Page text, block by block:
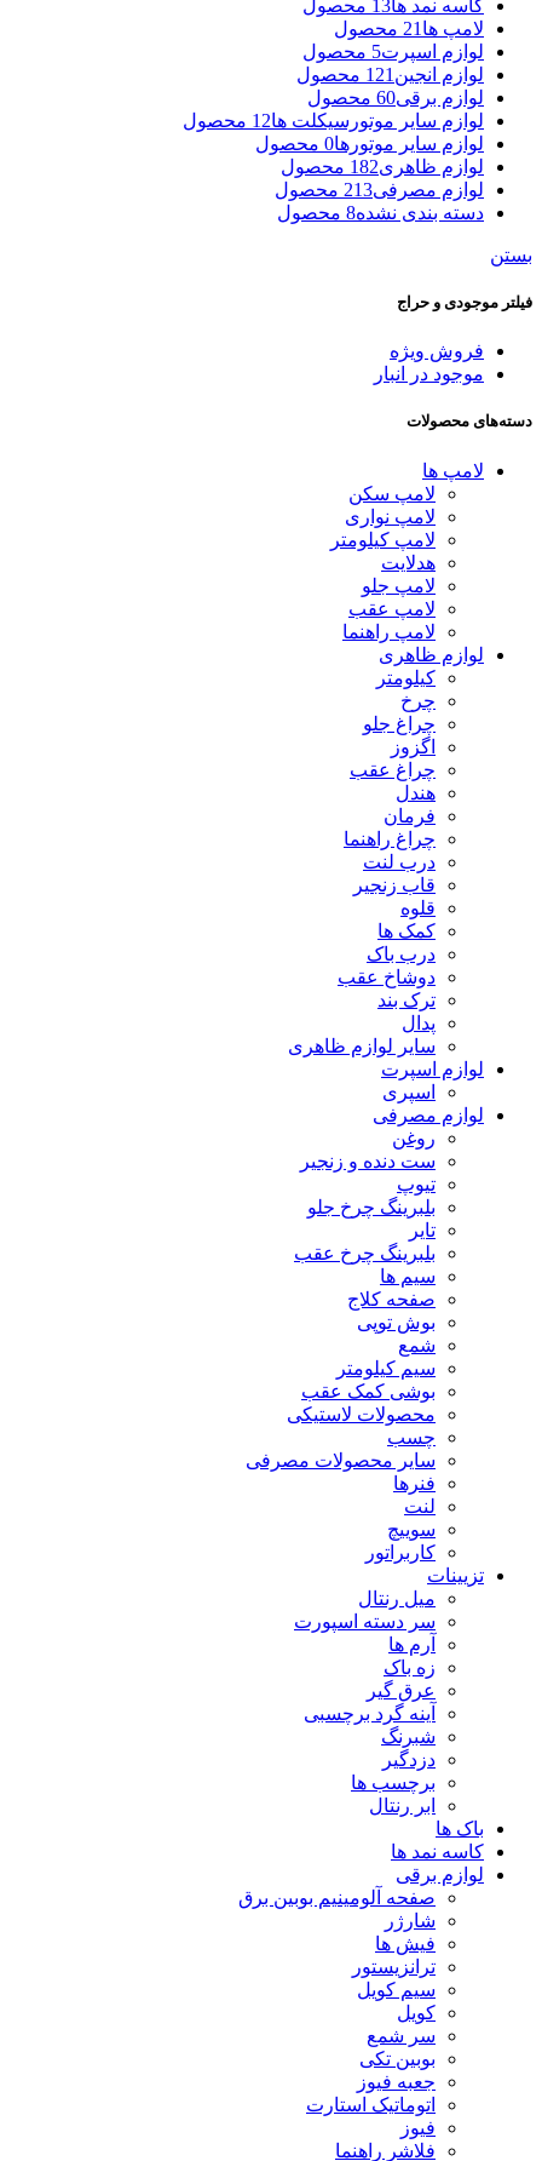
کاسه نمد ها13 محصول
لامپ ها 21 محصول
لوازم اسپرت5 محصول
لوازم انجین 121 محصول
لوازم برقی60 محصول
لوازم سایر موتورسیکلت ها12 محصول
لوازم سایر موتورها0 محصول
لوازم ظاهری182 محصول
لوازم مصرفی213 محصول
دسته بندی نشده8 محصول
بستن
فیلتر موجودی و حراج
فروش ویژه
موجود در انبار
دسته‌های محصولات
لامپ ها
لامپ سکن
لامپ نواری
لامپ کیلومتر
هدلایت
لامپ جلو
لامپ عقب
لامپ راهنما
لوازم ظاهری
کیلومتر
چرخ
چراغ جلو
اگزوز
چراغ عقب
هندل
فرمان
چراغ راهنما
درب لنت
قاب زنجیر
قلوه
کمک ها
درب باک
دوشاخ عقب
ترک بند
پدال
سایر لوازم ظاهری
لوازم اسپرت
اسپری
لوازم مصرفی
روغن
ست دنده و زنجیر
تیوپ
بلبرینگ چرخ جلو
تایر
بلبرینگ چرخ عقب
سیم ها
صفحه کلاج
بوش توپی
شمع
سیم کیلومتر
بوشی کمک عقب
محصولات لاستیکی
چسب
سایر محصولات مصرفی
فنرها
لنت
سوییچ
کاربراتور
تزیینات
میل رنتال
سر دسته اسپورت
آرم ها
زه باک
عرق گیر
آینه گرد برچسبی
شبرنگ
دزدگیر
برچسب ها
ابر رنتال
باک ها
کاسه نمد ها
لوازم برقی
صفحه آلومینیم بوبین برق
شارژر
فیش ها
ترانزیستور
سیم کویل
کویل
سر شمع
بوبین تکی
جعبه فیوز
اتوماتیک استارت
فیوز
فلاشر راهنما